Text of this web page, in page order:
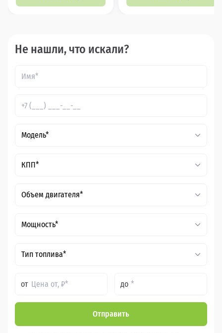
Не нашли, что искали?
Модель*
КПП*
Объем двигателя*
Мощность*
Тип топлива*
от до
Отправить